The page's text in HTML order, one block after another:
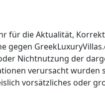
für die Aktualität,
Nichtnutzung der
verursacht wurden
vorsätzliches oder